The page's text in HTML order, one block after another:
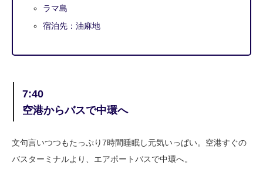
ラマ島
宿泊先：油麻地
7:40
空港からバスで中環へ
文句言いつつもたっぷり7時間睡眠し元気いっぱい。空港すぐの
バスターミナルより、エアポートバスで中環へ。